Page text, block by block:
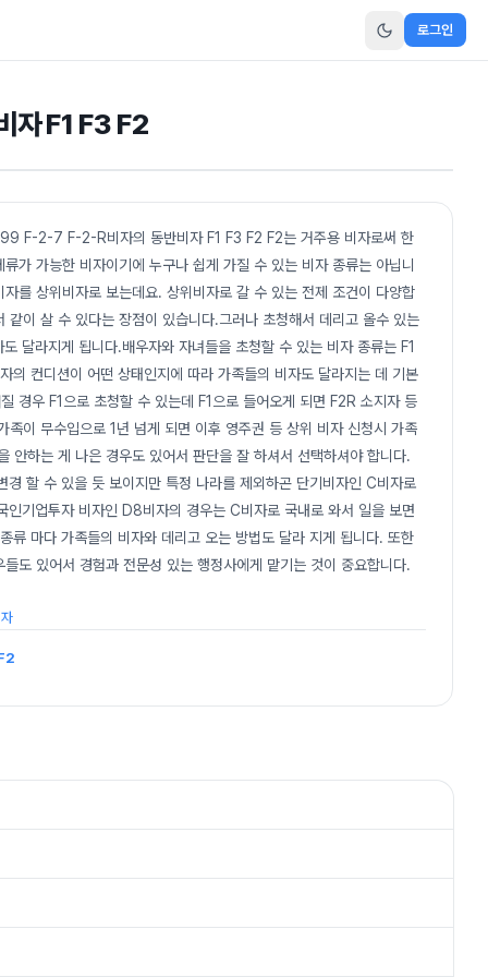
로그인
F1 F3 F2
F-2-7 F-2-R비자의 동반비자 F1 F3 F2 F2는 거주용 비자로써 한
가 가능한 비자이기에 누구나 쉽게 가질 수 있는 비자 종류는 아닙니
를 상위비자로 보는데요. 상위비자로 갈 수 있는 전제 조건이 다양합
이 살 수 있다는 장점이 있습니다.그러나 초청해서 데리고 올수 있는
달라지게 됩니다.배우자와 자녀들을 초청할 수 있는 비자 종류는 F1
의 컨디션이 어떤 상태인지에 따라 가족들의 비자도 달라지는 데 기본
경우 F1으로 초청할 수 있는데 F1으로 들어오게 되면 F2R 소지자 등
이 무수입으로 1년 넘게 되면 이후 영주권 등 상위 비자 신청시 가족
안하는 게 나은 경우도 있어서 판단을 잘 하셔서 선택하셔야 합니다.
할 수 있을 듯 보이지만 특정 나라를 제외하곤 단기비자인 C비자로
기업투자 비자인 D8비자의 경우는 C비자로 국내로 와서 일을 보면
류 마다 가족들의 비자와 데리고 오는 방법도 달라 지게 됩니다. 또한
도 있어서 경험과 전문성 있는 행정사에게 맡기는 것이 중요합니다.